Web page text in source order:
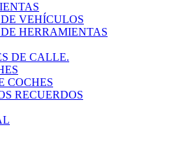
VEHÍCULOS
HERRAMIENTAS
DE CALLE.
COCHES
RECUERDOS